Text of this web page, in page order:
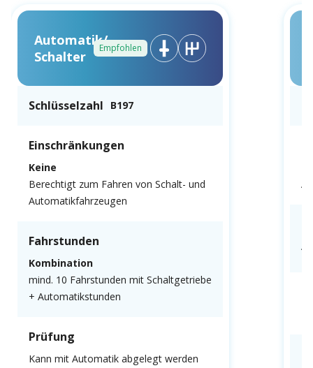
Automatik/
Schalter
Empfohlen
Schlüsselzahl B197
Einschränkungen
Keine
Berechtigt zum Fahren von Schalt- und
Automatikfahrzeugen
Fahrstunden
Kombination
mind. 10 Fahrstunden mit Schaltgetriebe
+ Automatikstunden
Prüfung
Kann mit Automatik abgelegt werden